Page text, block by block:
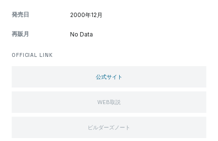
発売日 2000年12月
再販月 No Data
OFFICIAL LINK
公式サイト
WEB取説
ビルダーズノート